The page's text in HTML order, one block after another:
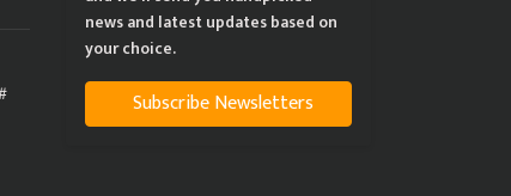
news and latest updates based on
your choice.
Subscribe Newsletters